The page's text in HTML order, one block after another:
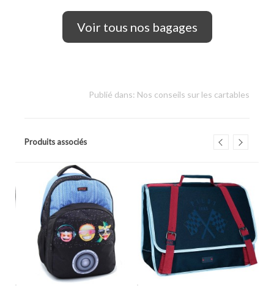
Voir tous nos bagages
Publié dans: Nos conseils sur les cartables
Produits associés